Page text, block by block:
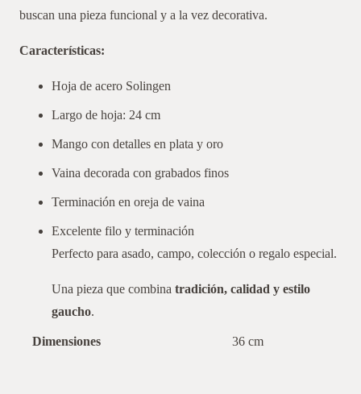
buscan una pieza funcional y a la vez decorativa.
Características:
Hoja de acero Solingen
Largo de hoja: 24 cm
Mango con detalles en plata y oro
Vaina decorada con grabados finos
Terminación en oreja de vaina
Excelente filo y terminación
Perfecto para asado, campo, colección o regalo especial.
Una pieza que combina tradición, calidad y estilo
gaucho.
Dimensiones 36 cm